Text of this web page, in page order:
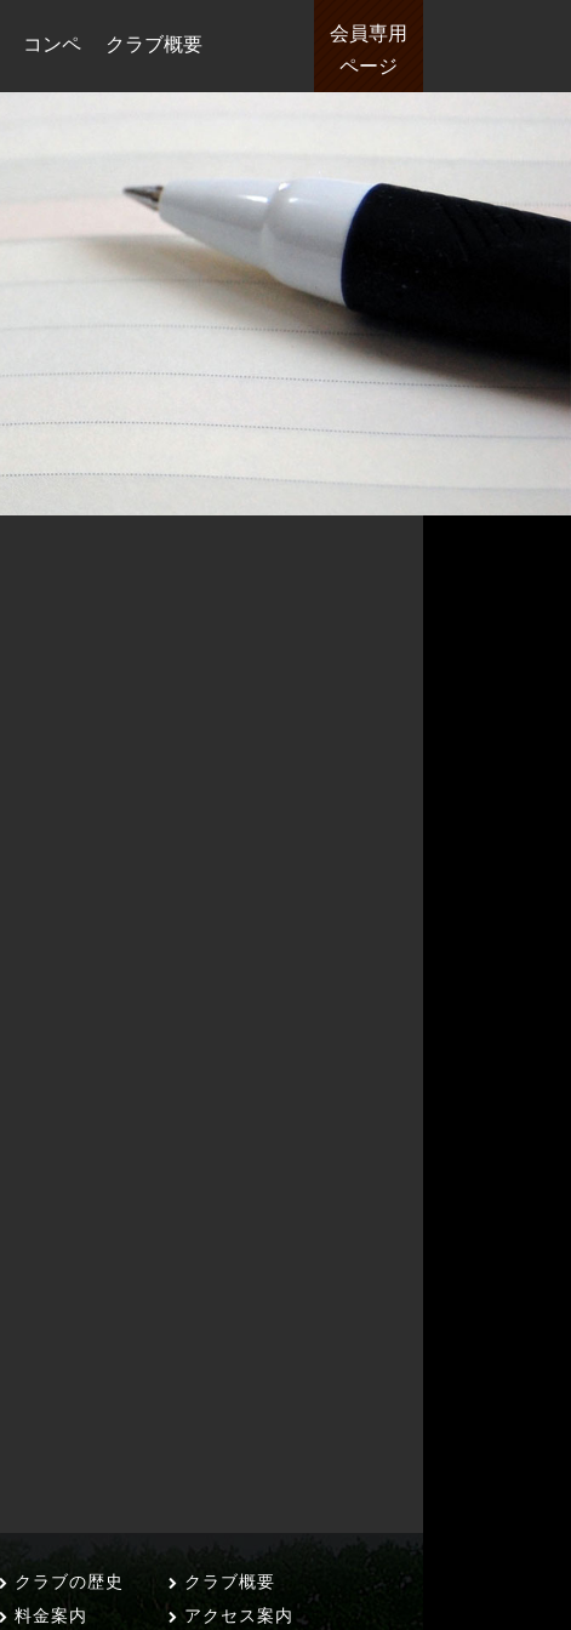
コンペ クラブ概要
会員専用
ページ
クラブの歴史
料金案内
クラブ概要
アクセス案内